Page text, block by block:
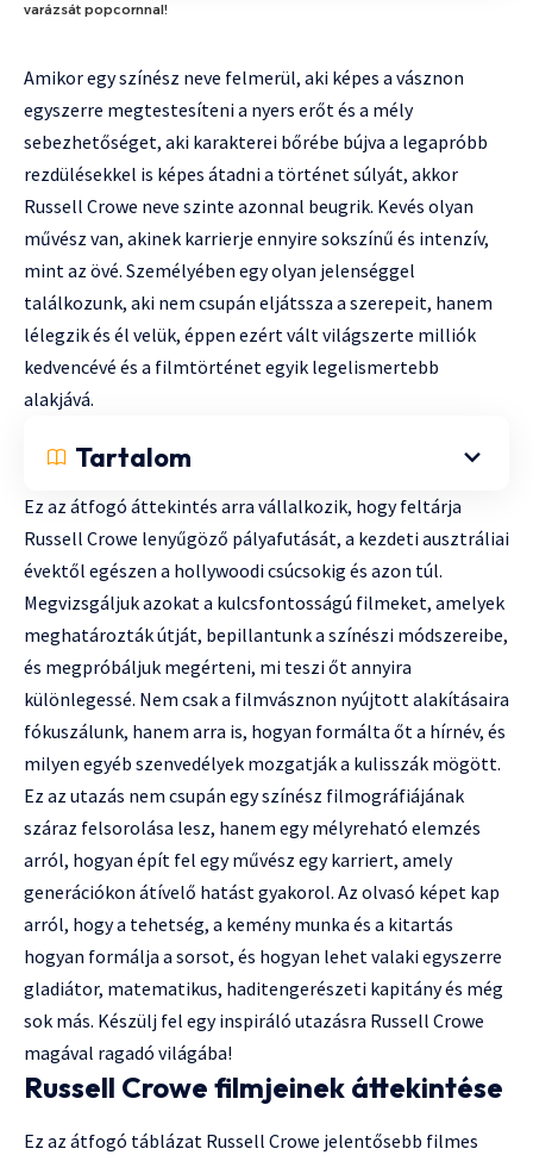
varázsát popcornnal!
Amikor egy színész neve felmerül, aki képes a vásznon
egyszerre megtestesíteni a nyers erőt és a mély
sebezhetőséget, aki karakterei bőrébe bújva a legapróbb
rezdülésekkel is képes átadni a történet súlyát, akkor
Russell Crowe neve szinte azonnal beugrik. Kevés olyan
művész van, akinek karrierje ennyire sokszínű és intenzív,
mint az övé. Személyében egy olyan jelenséggel
találkozunk, aki nem csupán eljátssza a szerepeit, hanem
lélegzik és él velük, éppen ezért vált világszerte milliók
kedvencévé és a filmtörténet egyik legelismertebb
alakjává.
Tartalom
Ez az átfogó áttekintés arra vállalkozik, hogy feltárja
Russell Crowe lenyűgöző pályafutását, a kezdeti ausztráliai
évektől egészen a hollywoodi csúcsokig és azon túl.
Megvizsgáljuk azokat a kulcsfontosságú filmeket, amelyek
meghatározták útját, bepillantunk a színészi módszereibe,
és megpróbáljuk megérteni, mi teszi őt annyira
különlegessé. Nem csak a filmvásznon nyújtott alakításaira
fókuszálunk, hanem arra is, hogyan formálta őt a hírnév, és
milyen egyéb szenvedélyek mozgatják a kulisszák mögött.
Ez az utazás nem csupán egy színész filmográfiájának
száraz felsorolása lesz, hanem egy mélyreható elemzés
arról, hogyan épít fel egy művész egy karriert, amely
generációkon átívelő hatást gyakorol. Az olvasó képet kap
arról, hogy a tehetség, a kemény munka és a kitartás
hogyan formálja a sorsot, és hogyan lehet valaki egyszerre
gladiátor, matematikus, haditengerészeti kapitány és még
sok más. Készülj fel egy inspiráló utazásra Russell Crowe
magával ragadó világába!
Russell Crowe filmjeinek áttekintése
Ez az átfogó táblázat Russell Crowe jelentősebb filmes